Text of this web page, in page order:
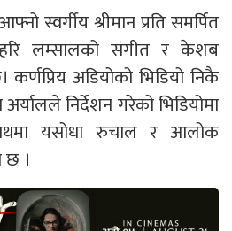
स्वर्गीय श्रीमान प्रति समर्पित
लम्सालको संगीत र केशब
अडियोको भिडियो निकै
निर्देशन गरेको भिडियोमा
यसोधा रुचाल र आलोक
।